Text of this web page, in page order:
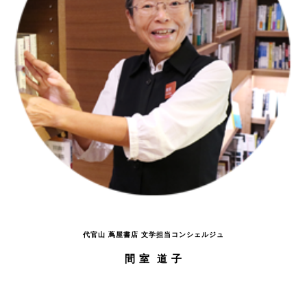
代官山 蔦屋書店 文学担当コンシェルジュ
間 室 道 子